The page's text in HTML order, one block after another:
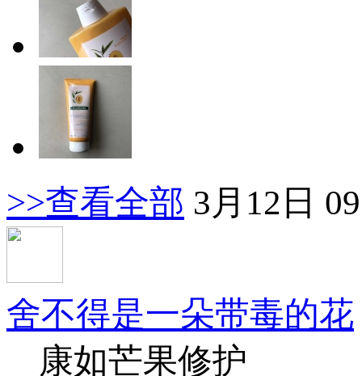
>>查看全部 3月12日
舍不得是一朵带毒的花
康如芒果修护